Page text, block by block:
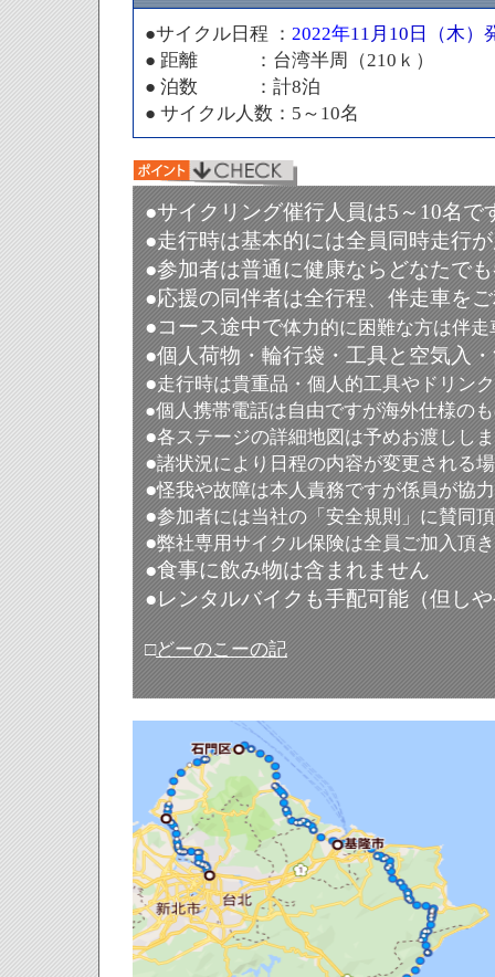
●サイクル日程 ： 2022年11月10日（木）
● 距離 ：台湾半周（210ｋ）
● 泊数 ：計8泊
● サイクル人数：5～10名
●サイクリング催行人員は5～10名で
●走行時は基本的には全員同時走行
●参加者は普通に健康ならどなたで
●応援の同伴者は全行程、伴走車を
●コース途中で体力的に困難な方は伴
●個人荷物・輪行袋・ 工具と空気入
●走行時は貴重品・個人的工具やドリン
●個人携帯電話は自由ですが海外仕様の
●各ステージの詳細地図は予めお渡しし
●諸状況により日程の内容が変更される
●怪我や故障は本人責務ですが係員が協
●参加者には当社の「安全規則」に賛同
●弊社専用サイクル保険は全員ご加入頂
●食事に飲み物は含まれません
●レンタルバイクも手配可能（但し
□どーのこーの記